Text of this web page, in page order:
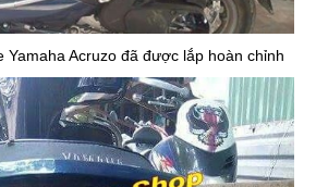
Yamaha Acruzo đã được lắp hoàn chỉnh